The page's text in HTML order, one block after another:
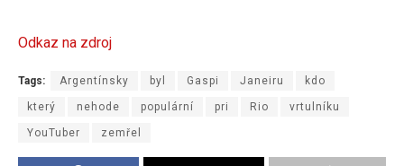
Odkaz na zdroj
Tags: Argentínsky byl Gaspi Janeiru kdo
který nehode populární pri Rio vrtulníku
YouTuber zemřel